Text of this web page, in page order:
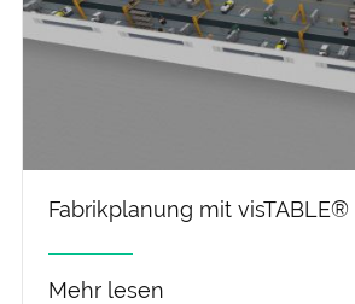
Fabrikplanung mit visTABLE®
Mehr lesen